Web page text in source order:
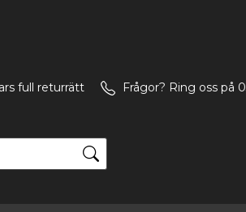
full returrätt Frågor? Ring oss på